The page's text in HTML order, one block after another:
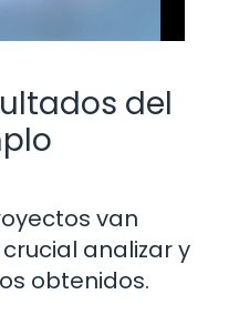
del
van
analizar y
obtenidos.